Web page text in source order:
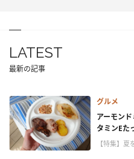
LATEST
最新の記事
グルメ
アーモン
タミンEた
【特集】夏